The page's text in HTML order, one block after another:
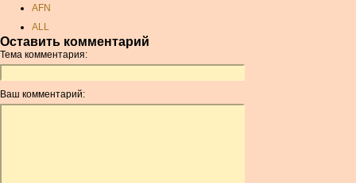
AFN
ALL
AMD
ANC
ANG
AOA
Оставить комментарий
Тема комментария:
Ваш комментарий: